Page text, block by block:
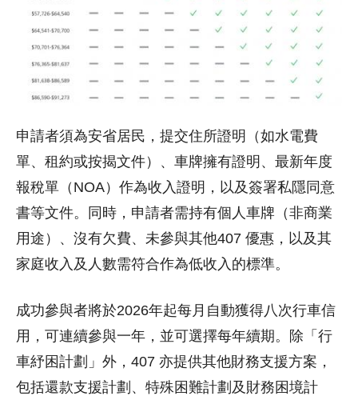
申請者須為安省居民，提交住所證明（如水電費
單、租約或按揭文件）、車牌擁有證明、最新年度
報稅單（NOA）作為收入證明，以及簽署私隱同意
書等文件。同時，申請者需持有個人車牌（非商業
用途）、沒有欠費、未參與其他407 優惠，以及其
家庭收入及人數需符合作為低收入的標準。
成功參與者將於2026年起每月自動獲得八次行車信
用，可連續參與一年，並可選擇每年續期。除「行
車紓困計劃」外，407 亦提供其他財務支援方案，
包括還款支援計劃、特殊困難計劃及財務困境計